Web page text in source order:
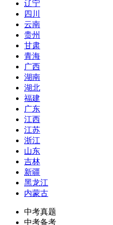
辽宁
四川
云南
贵州
甘肃
青海
广西
湖南
湖北
福建
广东
江西
江苏
浙江
山东
吉林
新疆
黑龙江
内蒙古
中考真题
中考备考